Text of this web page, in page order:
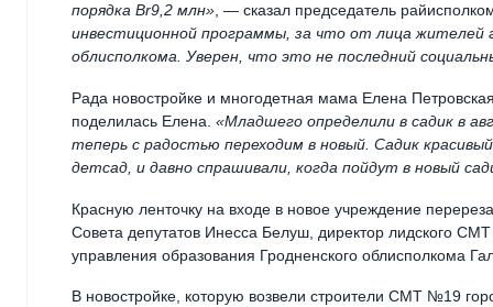
порядка Br9,2 млн» , — сказал председатель
инвестиционной программы, за что от лица жителей
облисполкома. Уверен, что это не последний
Рада новостройке и многодетная мама Елена
поделилась Елена. «Младшего определили в садик в
теперь с радостью переходим в новый. Садик
детсад, и давно спрашивали, когда пойдут в новый
Красную ленточку на входе в новое учреждение
Совета депутатов Инесса Белуш, директор лидского
управления образования Гродненского облисполкома
В новостройке, которую возвели строители СМТ №19